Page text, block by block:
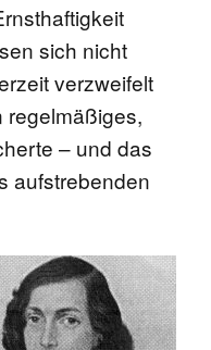
sich nicht
verzweifelt
regelmäßiges,
– und das
aufstrebenden